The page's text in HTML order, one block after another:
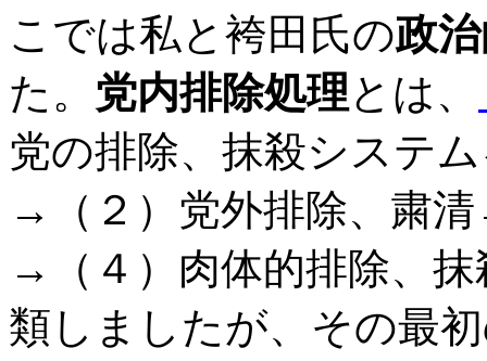
こでは私と袴田氏の政
た。 党内排除処理とは、
党の排除、抹殺システ
→（２）党外排除、粛
→（４）肉体的排除、
類しましたが、その最